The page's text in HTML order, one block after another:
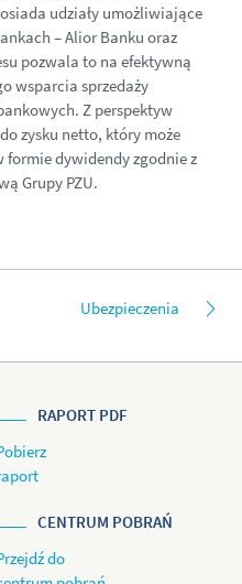
udziały umożliwiające
– Alior Banku oraz
pozwala to na efektywną
wsparcia sprzedaży
Z perspektyw
zysku netto, który może
formie dywidendy zgodnie z
Grupy PZU.
Ubezpieczenia
RAPORT PDF
CENTRUM POBRAŃ
do